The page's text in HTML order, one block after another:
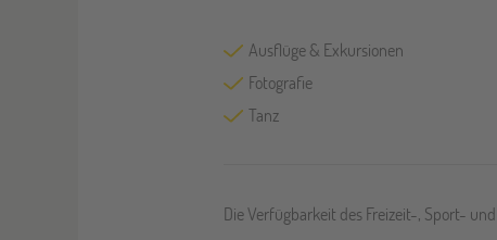
Ausflüge & Exkursionen
Fotografie
Tanz
Die Verfügbarkeit des Freizeit-, Sport-